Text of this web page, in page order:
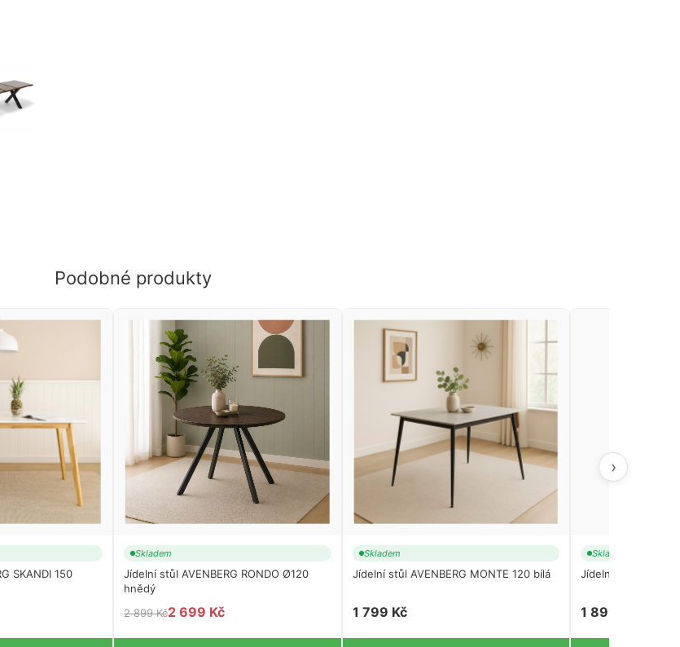
Podobné produkty
SKANDI 150
Skladem
Jídelní stůl AVENBERG RONDO Ø120
hnědý
2 899 Kč2 699 Kč
Skladem
Jídelní stůl AVENBERG MONTE 120 bílá
1 799 Kč
Skladem
Jídelní stůl
1 899 Kč
›